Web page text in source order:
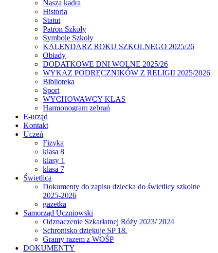
Nasza kadra
Historia
Statut
Patron Szkoły
Symbole Szkoły
KALENDARZ ROKU SZKOLNEGO 2025/26
Obiady
DODATKOWE DNI WOLNE 2025/26
WYKAZ PODRĘCZNIKÓW Z RELIGII 2025/2026
Biblioteka
Sport
WYCHOWAWCY KLAS
Harmonogram zebrań
E-urząd
Kontakt
Uczeń
Fizyka
klasa 8
klasy 1
klasa 7
Świetlica
Dokumenty do zapisu dziecka do świetlicy szkolne
2025-2026
gazetka
Samorząd Uczniowski
Odznaczenie Szkarłatnej Róży 2023/ 2024
Schronisko dziękuje SP 18.
Gramy razem z WOŚP
DOKUMENTY